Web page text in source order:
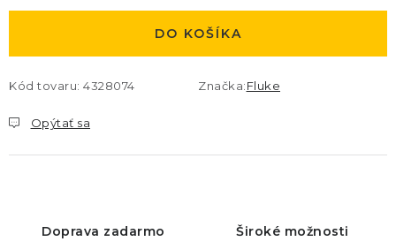
DO KOŠÍKA
Kód tovaru: 4328074 Značka:Fluke
Opýtať sa
Doprava zadarmo Široké možnosti